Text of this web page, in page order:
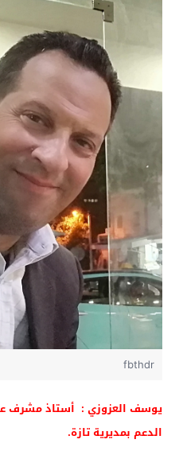
fbthdr
يوسف العزوزي : أستاذ مشرف
الدعم بمديرية تازة.